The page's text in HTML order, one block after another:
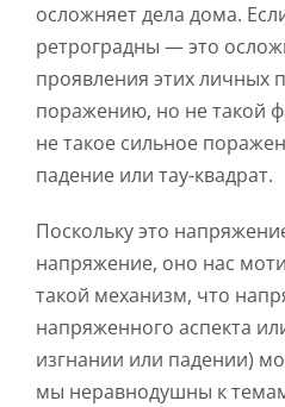
осложняет дела дома.
ретроградны — это
проявления этих личных
поражению, но не такой
не такое сильное
падение или тау-квадрат.
Поскольку это
напряжение, оно нас
такой механизм, что
напряженного аспекта
изгнании или падении)
мы неравнодушны к